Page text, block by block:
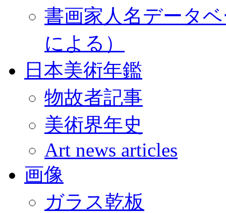
書画家人名データ
による）
日本美術年鑑
物故者記事
美術界年史
Art news articles
画像
ガラス乾板